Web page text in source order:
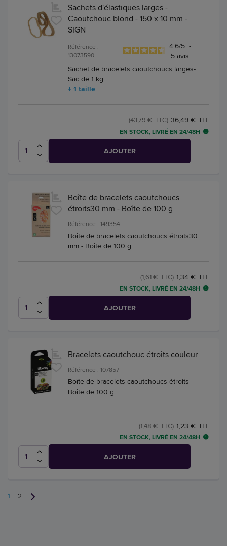
Sachets d'élastiques larges -
Caoutchouc blond - 150 x 10 mm -
SIGN
Référence :
13073590
4.6/5 -
5 avis
Sachet de bracelets caoutchoucs larges-
Sac de 1 kg
+ 1 taille
36,49 € HT
(43,79 € TTC)
EN STOCK, LIVRÉ EN 24/48H
AJOUTER
Boîte de bracelets caoutchoucs
étroits30 mm - Boîte de 100 g
Référence : 149354
Boîte de bracelets caoutchoucs étroits30
mm - Boîte de 100 g
1,34 € HT
(1,61 € TTC)
EN STOCK, LIVRÉ EN 24/48H
AJOUTER
Bracelets caoutchouc étroits couleur
Référence : 107857
Boîte de bracelets caoutchoucs étroits-
Boîte de 100 g
1,23 € HT
(1,48 € TTC)
EN STOCK, LIVRÉ EN 24/48H
AJOUTER
1 2